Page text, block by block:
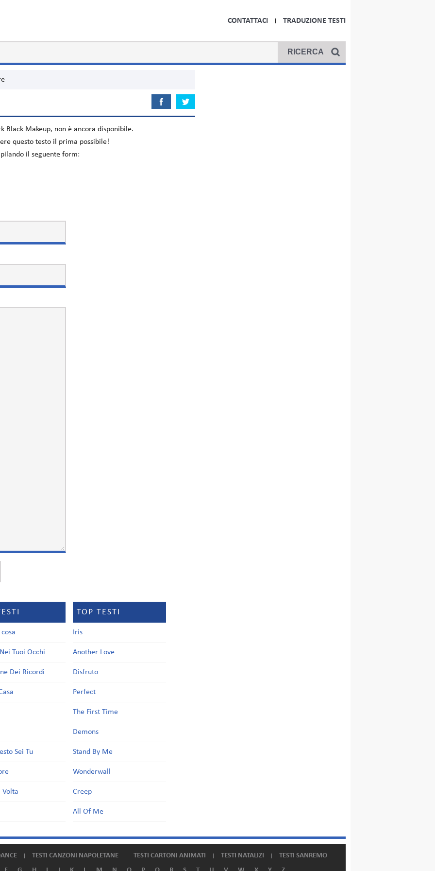
CONTATTACI TRADUZIONE TESTI
Black Makeup, non è ancora disponibile.
questo testo il prima possibile!
il seguente form:
Tuoi Occhi
Dei Ricordi
Sei Tu
Volta
TOP TESTI
Iris
Another Love
Disfruto
Perfect
The First Time
Demons
Stand By Me
Wonderwall
Creep
All Of Me
TESTI CANZONI NAPOLETANE TESTI CARTONI ANIMATI TESTI NATALIZI
TESTI SANREMO